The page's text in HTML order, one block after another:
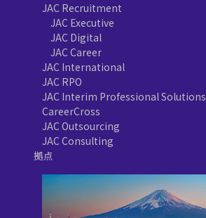
JAC Recruitment
JAC Executive
JAC Digital
JAC Career
JAC International
JAC RPO
JAC Interim Professional Solutions
CareerCross
JAC Outsourcing
JAC Consulting
拠点